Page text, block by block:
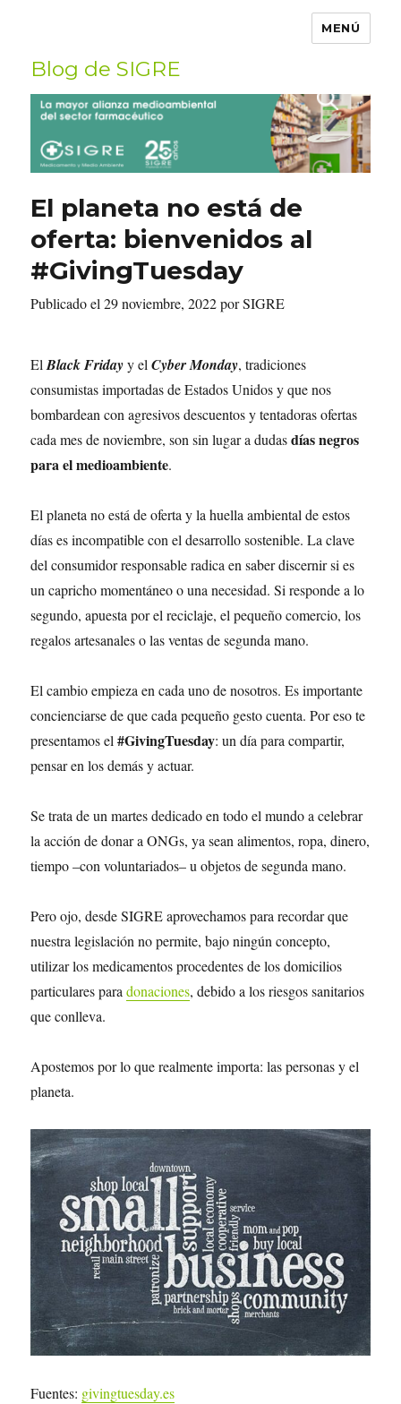
MENÚ
Blog de SIGRE
Buscar
por:
El planeta no está de
oferta: bienvenidos al
#GivingTuesday
Publicado el 29 noviembre, 2022 por SIGRE
ElBlack Fridayy elCyber Monday, tradiciones
consumistas importadas de Estados Unidos y que nos
bombardean con agresivos descuentos y tentadoras ofertas
cada mes de noviembre, son sin lugar a dudasdías negros
para el medioambiente.
El planeta no está de oferta y la huella ambiental de estos
días es incompatible con el desarrollo sostenible. La clave
del consumidor responsable radica en saber discernir si es
un capricho momentáneo o una necesidad. Si responde a lo
segundo, apuesta por el reciclaje, el pequeño comercio, los
regalos artesanales o las ventas de segunda mano.
El cambio empieza en cada uno de nosotros. Es importante
concienciarse de que cada pequeño gesto cuenta. Por eso te
presentamos el#GivingTuesday: un día para compartir,
pensar en los demás y actuar.
Se trata de un martes dedicado en todo el mundo a celebrar
la acción de donar a ONGs, ya sean alimentos, ropa, dinero,
tiempo –con voluntariados– u objetos de segunda mano.
Pero ojo, desde SIGRE aprovechamos para recordar que
nuestra legislación no permite, bajo ningún concepto,
utilizar los medicamentos procedentes de los domicilios
particulares paradonaciones, debido a los riesgos sanitarios
que conlleva.
Apostemos por lo que realmente importa: las personas y el
planeta.
Fuentes: givingtuesday.es